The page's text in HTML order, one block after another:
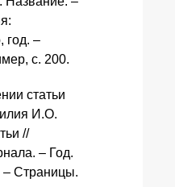
год. –
с. 200.
статьи
И.О.
//
– Год.
Страницы.